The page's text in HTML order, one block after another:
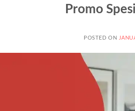
Promo
POSTED ON